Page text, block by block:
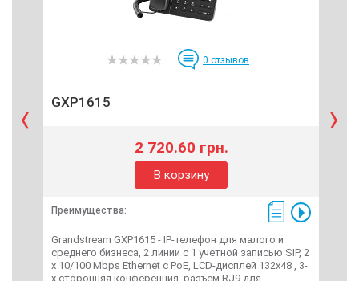
0 отзывов
GXP1615
2 720.60 грн.
В корзину
Преимущества:
Grandstream GXP1615 - IP-телефон для малого и
среднего бизнеса, 2 линии с 1 учетной записью SIP, 2
x 10/100 Mbps Ethernet с PoE, LCD-дисплей 132х48 , 3-
х сторонняя конференция, разъем RJ9 для